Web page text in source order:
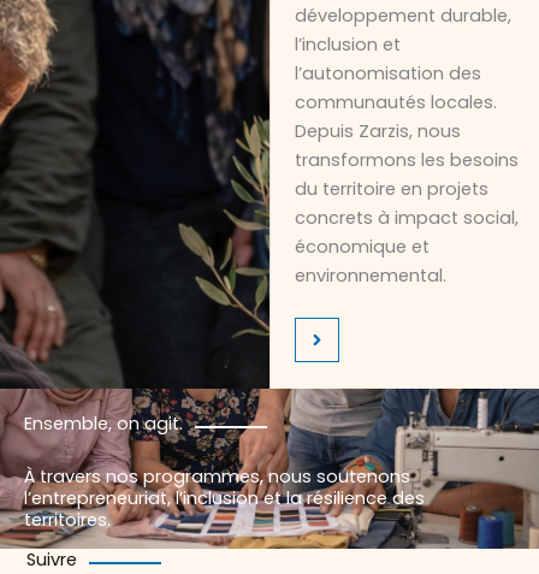
Ensemble, on agit.
À travers nos programmes, nous soutenons
l’entrepreneuriat, l’inclusion et la résilience des
territoires.
développement durable,
l’inclusion et
l’autonomisation des
communautés locales.
Depuis Zarzis, nous
transformons les besoins
du territoire en projets
concrets à impact social,
économique et
environnemental.
Suivre